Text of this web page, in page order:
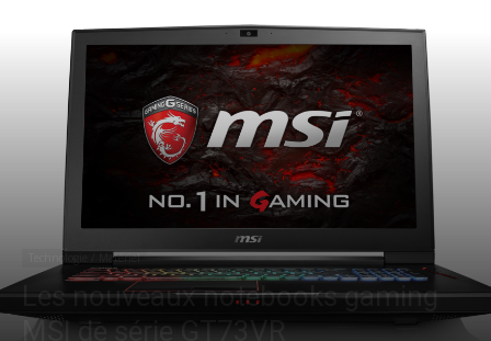
Technologie / Matériel
Les nouveaux notebooks gaming
MSI de série GT73VR